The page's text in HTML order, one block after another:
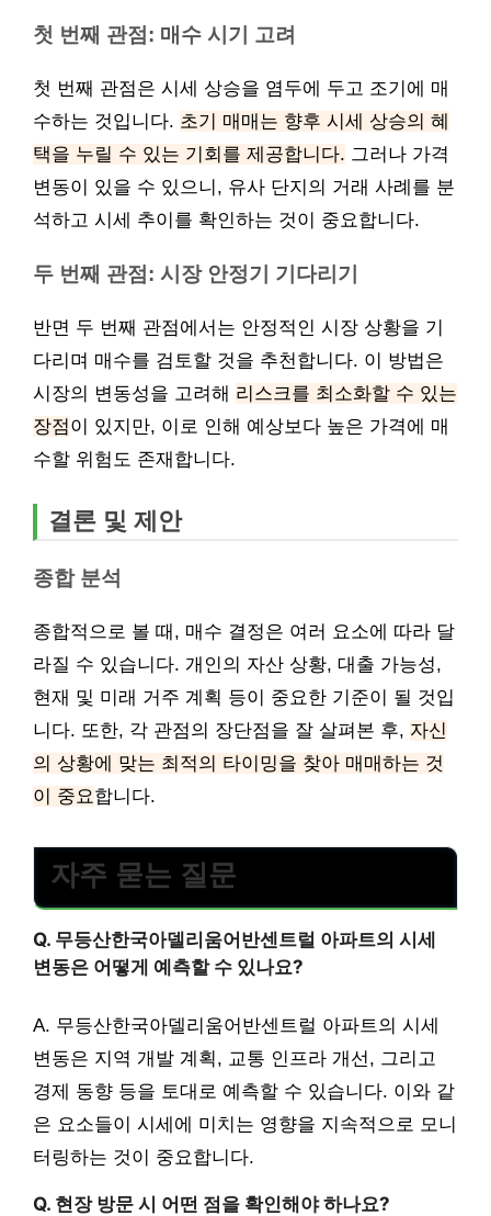
첫 번째 관점: 매수 시기 고려
첫 번째 관점은 시세 상승을 염두에 두고 조기에 매
수하는 것입니다. 초기 매매는 향후 시세 상승의 혜
택을 누릴 수 있는 기회를 제공합니다. 그러나 가격
변동이 있을 수 있으니, 유사 단지의 거래 사례를 분
석하고 시세 추이를 확인하는 것이 중요합니다.
두 번째 관점: 시장 안정기 기다리기
반면 두 번째 관점에서는 안정적인 시장 상황을 기
다리며 매수를 검토할 것을 추천합니다. 이 방법은
시장의 변동성을 고려해 리스크를 최소화할 수 있는
장점이 있지만, 이로 인해 예상보다 높은 가격에 매
수할 위험도 존재합니다.
결론 및 제안
종합 분석
종합적으로 볼 때, 매수 결정은 여러 요소에 따라 달
라질 수 있습니다. 개인의 자산 상황, 대출 가능성,
현재 및 미래 거주 계획 등이 중요한 기준이 될 것입
니다. 또한, 각 관점의 장단점을 잘 살펴본 후, 자신
의 상황에 맞는 최적의 타이밍을 찾아 매매하는 것
이 중요합니다.
자주 묻는 질문
Q. 무등산한국아델리움어반센트럴 아파트의 시세
변동은 어떻게 예측할 수 있나요?
A. 무등산한국아델리움어반센트럴 아파트의 시세
변동은 지역 개발 계획, 교통 인프라 개선, 그리고
경제 동향 등을 토대로 예측할 수 있습니다. 이와 같
은 요소들이 시세에 미치는 영향을 지속적으로 모니
터링하는 것이 중요합니다.
Q. 현장 방문 시 어떤 점을 확인해야 하나요?